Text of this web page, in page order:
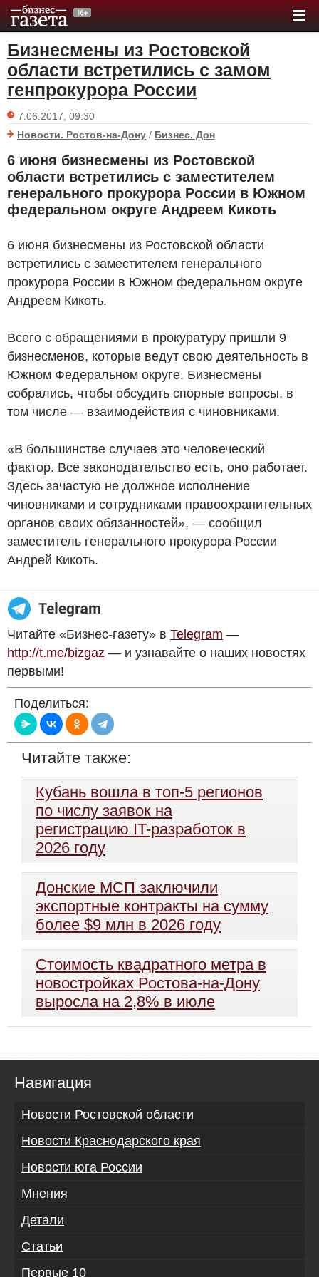
Бизнесмены из Ростовской
области встретились с замом
генпрокурора России
7.06.2017, 09:30
Новости. Ростов-на-Дону / Бизнес. Дон
6 июня бизнесмены из Ростовской
области встретились с заместителем
генерального прокурора России в Южном
федеральном округе Андреем Кикоть
6 июня бизнесмены из Ростовской области
встретились с заместителем генерального
прокурора России в Южном федеральном округе
Андреем Кикоть.
Всего с обращениями в прокуратуру пришли 9
бизнесменов, которые ведут свою деятельность в
Южном Федеральном округе. Бизнесмены
собрались, чтобы обсудить спорные вопросы, в
том числе — взаимодействия с чиновниками.
«В большинстве случаев это человеческий
фактор. Все законодательство есть, оно работает.
Здесь зачастую не должное исполнение
чиновниками и сотрудниками правоохранительных
органов своих обязанностей», — сообщил
заместитель генерального прокурора России
Андрей Кикоть.
Читайте «Бизнес-газету» в Telegram —
http://t.me/bizgaz — и узнавайте о наших новостях
первыми!
Поделиться:
Читайте также:
Кубань вошла в топ-5 регионов
по числу заявок на
регистрацию IT-разработок в
2026 году
Донские МСП заключили
экспортные контракты на сумму
более $9 млн в 2026 году
Стоимость квадратного метра в
новостройках Ростова-на-Дону
выросла на 2,8% в июле
Навигация
Новости Ростовской области
Новости Краснодарского края
Новости юга России
Мнения
Детали
Статьи
Первые 10